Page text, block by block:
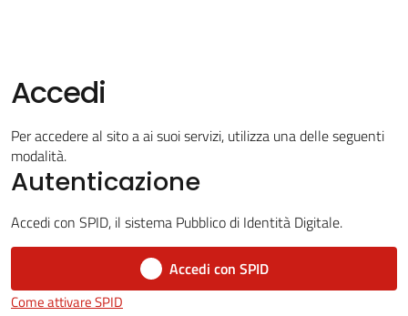
Servizi
Vivere
Casalfiumanese
5x1000
Accedi
Per accedere al sito a ai suoi servizi, utilizza una delle seguenti
modalità.
Autenticazione
Accedi con SPID, il sistema Pubblico di Identità Digitale.
Accedi con SPID
Come attivare SPID